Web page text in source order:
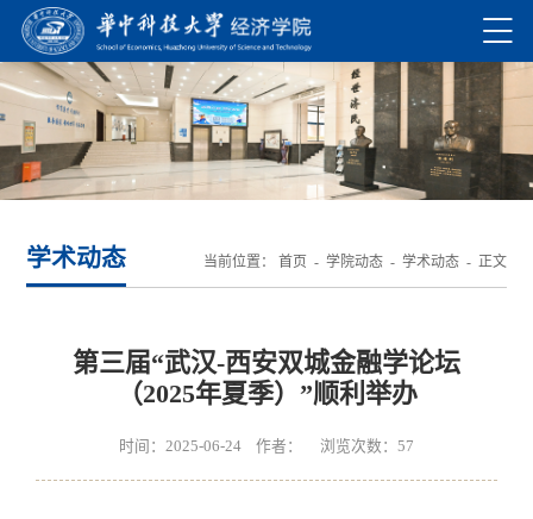
学术动态 当前位置： 首页 - 学院动态- 学术动态- 正文
第三届“武汉-西安双城金融学论坛
（2025年夏季）”顺利举办
时间：2025-06-24 作者： 浏览次数： 57